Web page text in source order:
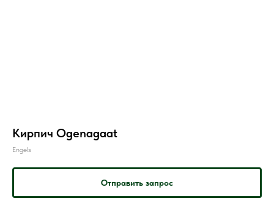
Кирпич Ogenagaat
Engels
Отправить запрос